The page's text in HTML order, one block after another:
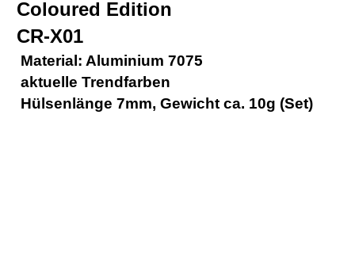
Coloured Edition
CR-X01
 Material: Aluminium 7075
 aktuelle Trendfarben
 Hülsenlänge 7mm, Gewicht ca. 10g (Set)